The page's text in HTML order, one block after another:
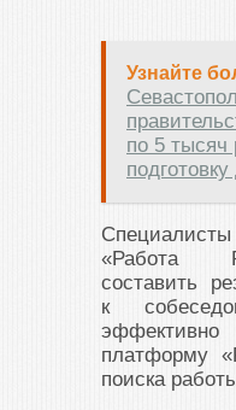
Узнайте
по 5 тысяч
«Работа
составить
к
платформу
поиска